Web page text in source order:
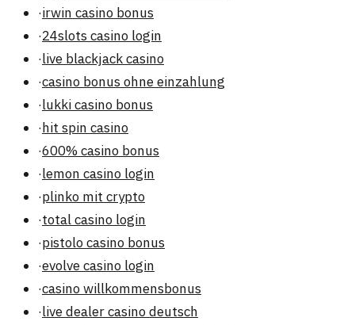
·irwin casino bonus
·24slots casino login
·live blackjack casino
·casino bonus ohne einzahlung
·lukki casino bonus
·hit spin casino
·600% casino bonus
·lemon casino login
·plinko mit crypto
·total casino login
·pistolo casino bonus
·evolve casino login
·casino willkommensbonus
·live dealer casino deutsch